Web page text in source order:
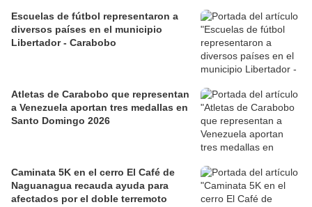
Escuelas de fútbol representaron a
diversos países en el municipio
Libertador - Carabobo
Atletas de Carabobo que representan
a Venezuela aportan tres medallas en
Santo Domingo 2026
Caminata 5K en el cerro El Café de
Naguanagua recauda ayuda para
afectados por el doble terremoto